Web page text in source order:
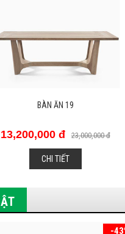
GHẾ SOFA JAPANJI 01
20,000,000 đ
CHI TIẾT
-